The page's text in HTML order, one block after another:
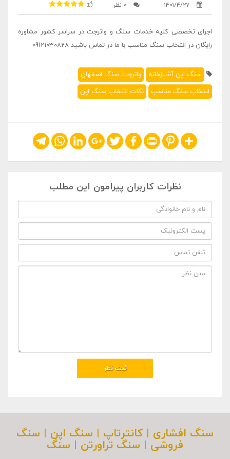
1401/4/27 0 نظر
اجرای تخصصی کلیه خدمات سنگ و واترجت در سراسر کشور مشاوره
رایگان در انتخاب سنگ مناسب با ما در تماس باشید 09121030828
سنگ اپن آشپزخانه
واترجت سنگ اصفهان
انتخاب سنگ مناسب
نکات انتخاب سنگ اپن
Share
Pinterest
Print
Facebook
Twitter
Google+
LinkedIn
WhatsApp
Telegram
نظرات کاربران پیرامون این مطلب
سنگ افشاری | کانترتاپ | سنگ اپن | سنگ
فروشی | سنگ تراورتن | سنگ